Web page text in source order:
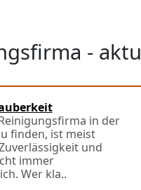
-
in der
finden, ist meist
und
immer
Wer kla..